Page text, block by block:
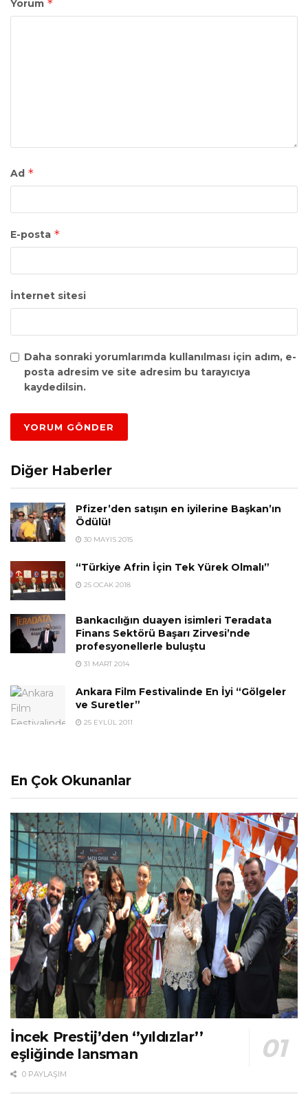
Yorum *
Ad *
E-posta *
İnternet sitesi
Daha sonraki yorumlarımda kullanılması için adım, e-
posta adresim ve site adresim bu tarayıcıya
kaydedilsin.
Diğer Haberler
Pfizer’den satışın en iyilerine Başkan’ın
Ödülü!
30 MAYIS 2015
“Türkiye Afrin İçin Tek Yürek Olmalı”
25 OCAK 2018
Bankacılığın duayen isimleri Teradata
Finans Sektörü Başarı Zirvesi’nde
profesyonellerle buluştu
31 MART 2014
Ankara Film Festivalinde En İyi “Gölgeler
ve Suretler”
25 EYLÜL 2011
En Çok Okunanlar
İncek Prestij’den ‘’yıldızlar’’
eşliğinde lansman
0 PAYLAŞIM